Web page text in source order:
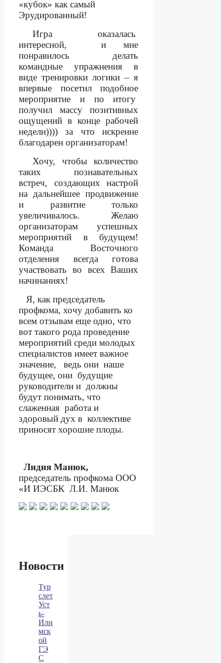
«кубок» как самый
Эрудированный!
Игра оказалась
интересной,
и мне
понравилось делать
командные упражнения в
виде тренировки логики – я
впервые посетил подобное
мероприятие и по итогу
получил массу позитивных
ощущений в конце рабочей
недели)))) за что искренне
благодарен организаторам!
Хочу, чтобы количество
таких познавательных
встреч, создающих настрой
на дальнейшее продвижение
и развитие только
увеличивалось. Желаю
организаторам успешных
мероприятий в будущем!
Команда Восточного
отделения всегда готова
участвовать во всех Ваших
начинаниях!
Я, как председатель
профкома, хочу добавить ко
всем отзывам еще одно, что
вот такого рода проведение
мероприятий среди молодых
специалистов имеет важное
значение,
ведь они наше
будущее, они будущие
руководители и должны
будут понимать, что
слаженная работа и
здоровый дух в коллективе
приносят хорошие плоды.
Лидия Манюк,
председатель профкома ООО
«И ИЭСБК Л.И. Манюк
Новости
Тур
слет
Уст
ь-
Или
мск
ой
ГЭ
С